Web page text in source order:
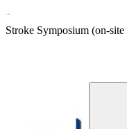
Neurology
Stroke Symposium (on-